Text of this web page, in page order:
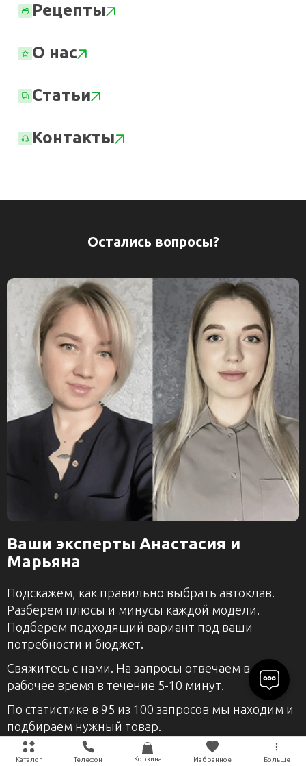
Каталог Телефон Корзина Избранное Больше
Рецепты
О нас
Статьи
Контакты
Остались вопросы?
Ваши эксперты Анастасия и
Марьяна
Подскажем, как правильно выбрать автоклав.
Разберем плюсы и минусы каждой модели.
Подберем подходящий вариант под ваши
потребности и бюджет.
Свяжитесь с нами. На запросы отвечаем в
рабочее время в течение 5-10 минут.
По статистике в 95 из 100 запросов мы находим и
подбираем нужный товар.
AUTOCLAV24@GMAIL.COM